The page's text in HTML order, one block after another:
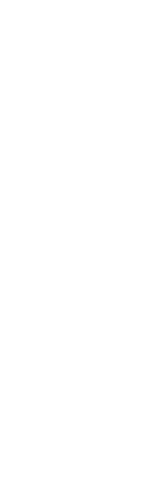
Das
Wir von
legt, findet in